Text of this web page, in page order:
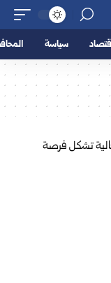
سياسة